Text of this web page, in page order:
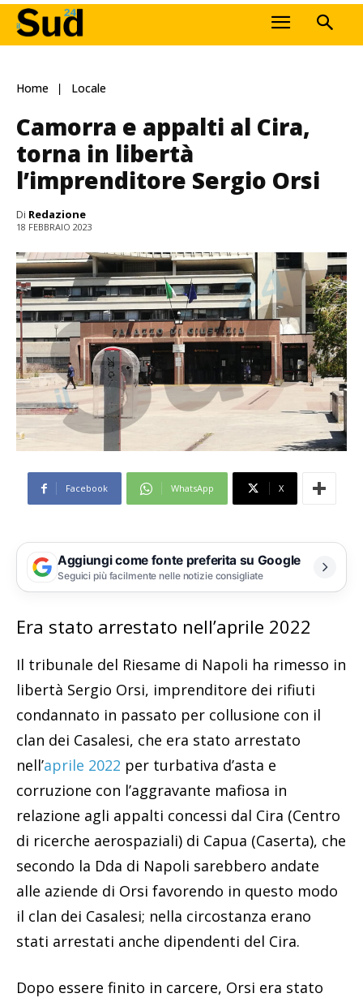
Home Locale
Camorra e appalti al Cira,
torna in libertà
l’imprenditore Sergio Orsi
Di Redazione
18 FEBBRAIO 2023
Facebook WhatsApp X
Aggiungi come fonte preferita su Google
Seguici più facilmente nelle notizie consigliate
Era stato arrestato nell’aprile 2022
Il tribunale del Riesame di Napoli ha rimesso in
libertà Sergio Orsi, imprenditore dei rifiuti
condannato in passato per collusione con il
clan dei Casalesi, che era stato arrestato
nell’aprile 2022 per turbativa d’asta e
corruzione con l’aggravante mafiosa in
relazione agli appalti concessi dal Cira (Centro
di ricerche aerospaziali) di Capua (Caserta), che
secondo la Dda di Napoli sarebbero andate
alle aziende di Orsi favorendo in questo modo
il clan dei Casalesi; nella circostanza erano
stati arrestati anche dipendenti del Cira.
Dopo essere finito in carcere, Orsi era stato